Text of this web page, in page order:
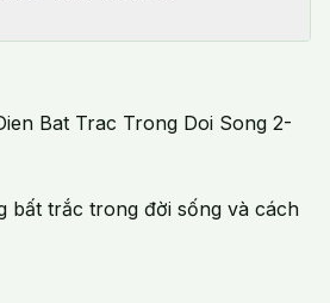
Bat Trac Trong Doi Song 2-
bất trắc trong đời sống và cách